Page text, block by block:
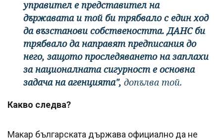
управител е представител на
държавата и той би трябвало с един ход
да възстанови собствеността. ДАНС би
трябвало да направят предписания до
него, защото проследяването на заплахи
за националната сигурност е основна
задача на агенцията", допълва той.
Какво следва?
Макар българската държава официално да не